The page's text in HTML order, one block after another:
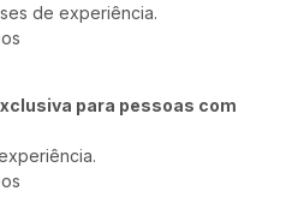
de experiência.
para pessoas com